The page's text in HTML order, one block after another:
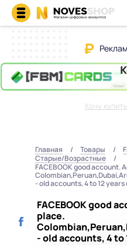
Хочу
Главная Товары
Старые/Возрастные
FACEBOOK good account.
- old accounts, 4 to 12 years
FACEBOOK good
place.
- old accounts, 4 to